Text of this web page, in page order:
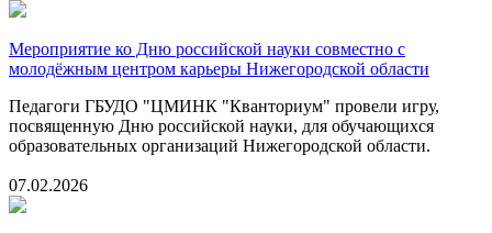
Мероприятие ко Дню российской науки совместно с
молодёжным центром карьеры Нижегородской области
Педагоги ГБУДО "ЦМИНК "Кванториум" провели игру,
посвященную Дню российской науки, для обучающихся
образовательных организаций Нижегородской области.
07.02.2026